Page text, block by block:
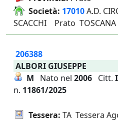
Società: 17010A.D.
SCACCHI Prato TOSCANA
206388
ALBORI GIUSEPPE
M Nato nel 2006 Citt.
n. 11861/2025
Tessera: TA Tessera